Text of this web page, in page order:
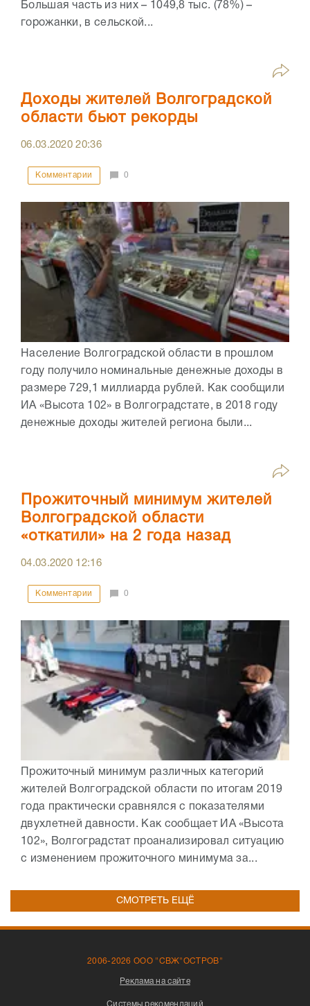
Большая часть из них – 1049,8 тыс. (78%) –
горожанки, в сельской...
Доходы жителей Волгоградской
области бьют рекорды
06.03.202020:36
Комментарии 0
Население Волгоградской области в прошлом
году получило номинальные денежные доходы в
размере 729,1 миллиарда рублей. Как сообщили
ИА «Высота 102» в Волгоградстате, в 2018 году
денежные доходы жителей региона были...
Прожиточный минимум жителей
Волгоградской области
«откатили» на 2 года назад
04.03.2020 12:16
Комментарии 0
Прожиточный минимум различных категорий
жителей Волгоградской области по итогам 2019
года практически сравнялся с показателями
двухлетней давности. Как сообщает ИА «Высота
102», Волгоградстат проанализировал ситуацию
с изменением прожиточного минимума за...
СМОТРЕТЬ ЕЩЁ
2006-2026 ООО "СВЖ"ОСТРОВ"
Реклама на сайте
Системы рекомендаций